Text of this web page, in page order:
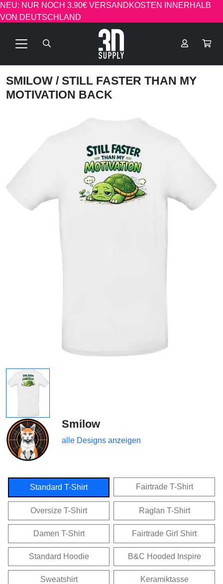
NEU: NUR NOCH 3.90€ VERSANDKOSTEN INNERHALB
VON DEUTSCHLAND
SMILOW / STILL FASTER THAN MY
MOTIVATION BACK
Smilow
alle Designs anzeigen
Standard T-Shirt Fairtrade T-Shirt
Oversize T-Shirt Raglan T-Shirt
Damen T-Shirt Fairtrade Girl Shirt
Standard Hoodie B&C Hooded Inspire
Sweatshirt Keramiktasse